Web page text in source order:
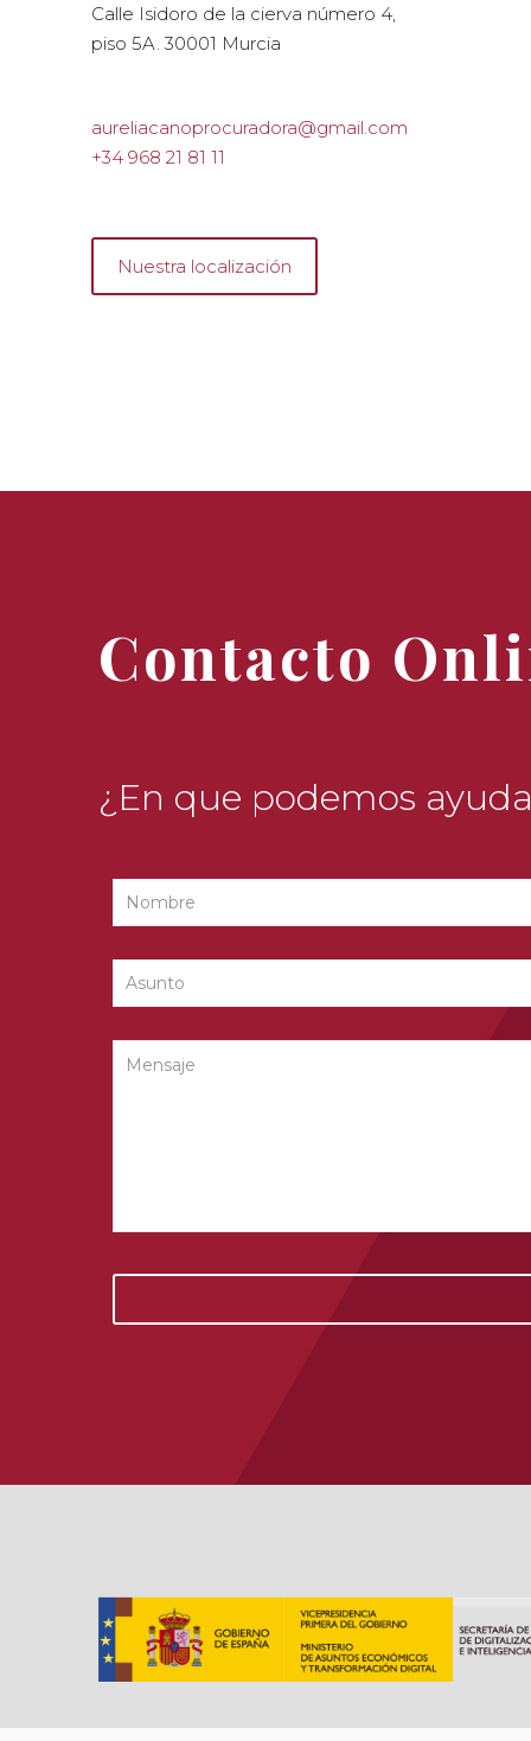
Calle Isidoro de la cierva número 4,
piso 5A. 30001 Murcia
aureliacanoprocuradora@gmail.com
+34 968 21 81 11
Nuestra localización
Contacto
¿En que podemos